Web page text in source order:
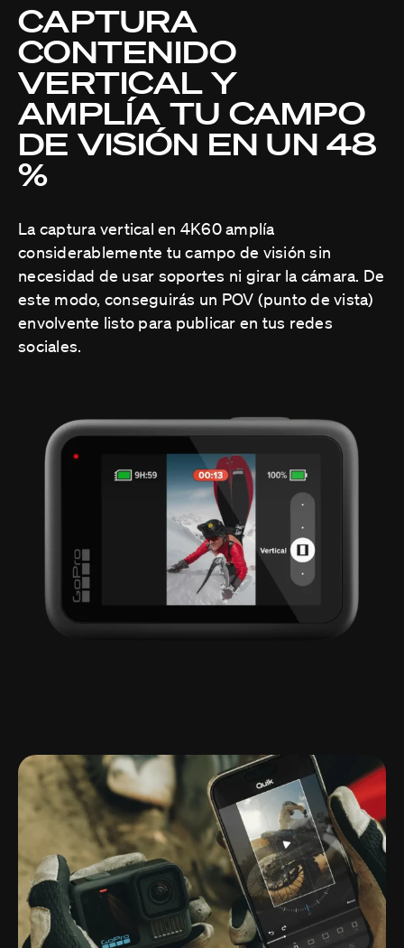
CAPTURA
CONTENIDO
VERTICAL Y
AMPLÍA TU CAMPO
DE VISIÓN EN UN 48
%
La captura vertical en 4K60 amplía
considerablemente tu campo de visión sin
necesidad de usar soportes ni girar la cámara. De
este modo, conseguirás un POV (punto de vista)
envolvente listo para publicar en tus redes
sociales.